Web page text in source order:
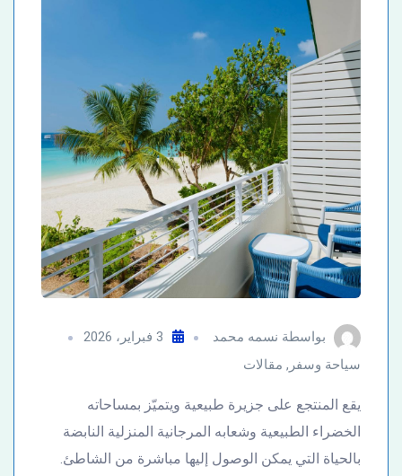
بواسطة نسمه محمد
3 فبراير، 2026
سياحة وسفر , مقالات
يقع المنتجع على جزيرة طبيعية ويتميّز بمساحاته
الخضراء الطبيعية وشعابه المرجانية المنزلية النابضة
بالحياة التي يمكن الوصول إليها مباشرة من الشاطئ.